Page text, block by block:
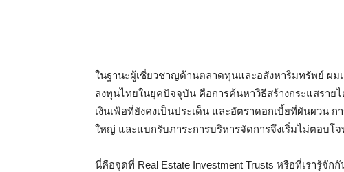
ในฐานะผู้เชี่ยวชาญด้านตลาดทุนและอสังหาริมทรัพย์ ผ
ลงทุนไทยในยุคปัจจุบัน คือการค้นหาวิธีสร้างกระแสราย
เงินเฟ้อที่ยังคงเป็นประเด็น และอัตราดอกเบี้ยที่ผันผวน
ใหญ่ และแบกรับภาระการบริหารจัดการจึงเริ่มไม่ตอบโ
นี่คือจุดที่ Real Estate Investment Trusts หรือที่เรารู้จั